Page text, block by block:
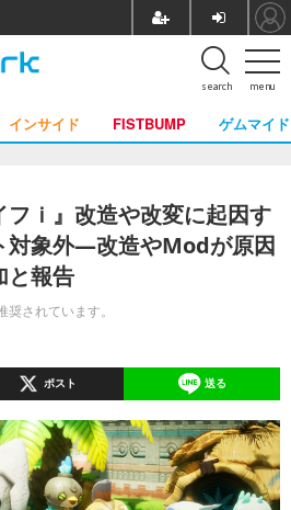
menu
search
インサイド FISTBUMP ゲムマイド
フｉ』改造や改変に起因す
対象外―改造やModが原因
と報告
されています。
ポスト 送る